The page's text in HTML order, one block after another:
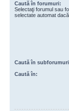
Caută în forumuri:
Selectaţi forumul sau
selectate automat
Caută în
Caută în: